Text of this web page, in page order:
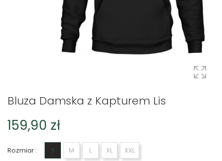
Bluza Damska z Kapturem Lis
159,90 zł
Rozmiar : S M L XL XXL